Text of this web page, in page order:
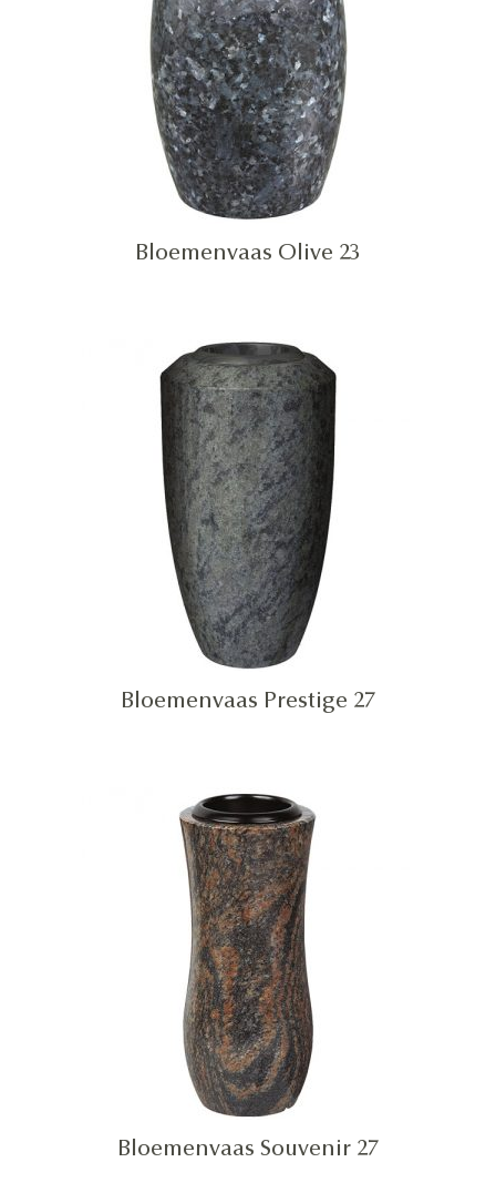
Bloemenvaas Olive 23
Bloemenvaas Prestige 27
Bloemenvaas Souvenir 27